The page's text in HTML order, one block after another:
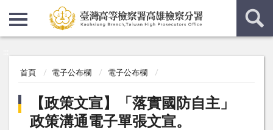
首頁 電子公布欄 電子公布欄
【政策文宣】「落實國防自主」
政策溝通電子單張文宣。